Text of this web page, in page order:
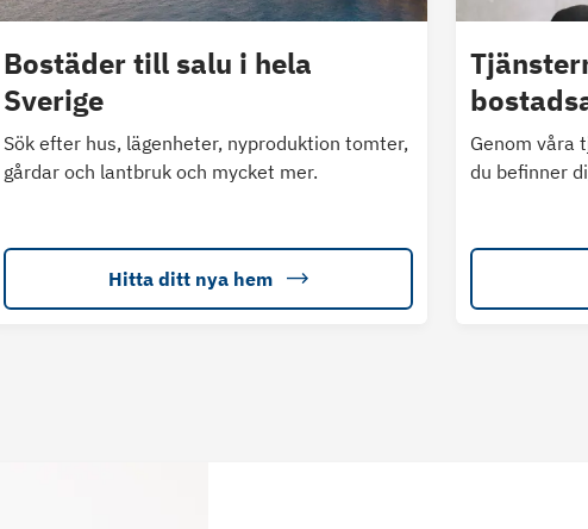
Bostäder till salu i hela
Sverige
Sök efter hus, lägenheter, nyproduktion tomter,
gårdar och lantbruk och mycket mer.
Hitta ditt nya hem
Genom våra
du befinner